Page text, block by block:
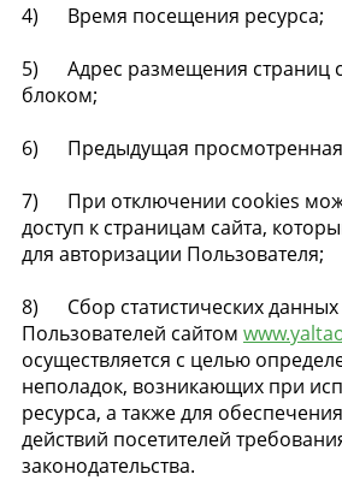
4) Время посещения ресурса;
5) Адрес размещения страниц
блоком;
6) Предыдущая просмотренная
7) При отключении cookies
доступ к страницам сайта,
для авторизации Пользователя;
8) Сбор статистических данных
Пользователей сайтом
осуществляется с целью
неполадок, возникающих при
ресурса, а также для
действий посетителей
законодательства.